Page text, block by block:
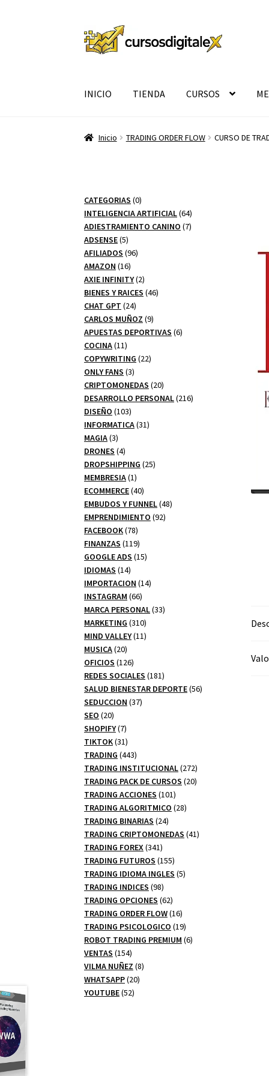
Ir
a
Ir
al
INICIO TIENDA CURSOS
Inicio TRADING ORDER FLOW CURSO DE
CATEGORIAS 00
productos
INTELIGENCIA ARTIFICIAL 6464
productos
ADIESTRAMIENTO CANINO 77
ADSENSE 55
productos
AFILIADOS 9696
AMAZON 1616
productos
AXIE INFINITY 22
productos
BIENES Y RAICES 4646
CHAT GPT 2424
productos
CARLOS MUÑOZ 99
productos
APUESTAS DEPORTIVAS 66
COCINA 1111
productos
COPYWRITING 2222
ONLY FANS 33
productos
CRIPTOMONEDAS 2020
productos
DESARROLLO PERSONAL 216216
DISEÑO 103103
productos
INFORMATICA 3131
MAGIA 33
productos
DRONES 44
productos
DROPSHIPPING 2525
MEMBRESIA 11
producto
ECOMMERCE 4040
productos
EMBUDOS Y FUNNEL 4848
EMPRENDIMIENTO 9292
FACEBOOK 7878
productos
FINANZAS 119119
productos
GOOGLE ADS 1515
IDIOMAS 1414
productos
IMPORTACION 1414
INSTAGRAM 6666
productos
MARCA PERSONAL 3333
MARKETING 310310
productos
MIND VALLEY 1111
MUSICA 2020
productos
OFICIOS 126126
productos
REDES SOCIALES 181181
productos
SALUD BIENESTAR DEPORTE 5656
SEDUCCION 3737
SEO 2020
productos
SHOPIFY 77
productos
TIKTOK 3131
productos
TRADING 443443
productos
TRADING INSTITUCIONAL 272272
productos
TRADING PACK DE CURSOS 2020
TRADING ACCIONES 101101
productos
TRADING ALGORITMICO 2828
TRADING BINARIAS 2424
productos
TRADING CRIPTOMONEDAS 4141
TRADING FOREX 341341
productos
TRADING FUTUROS 155155
productos
TRADING IDIOMA INGLES 55
TRADING INDICES 9898
productos
TRADING OPCIONES 6262
productos
TRADING ORDER FLOW 1616
productos
TRADING PSICOLOGICO 1919
productos
ROBOT TRADING PREMIUM 66
VENTAS 154154
productos
VILMA NUÑEZ 88
WHATSAPP 2020
YOUTUBE 5252